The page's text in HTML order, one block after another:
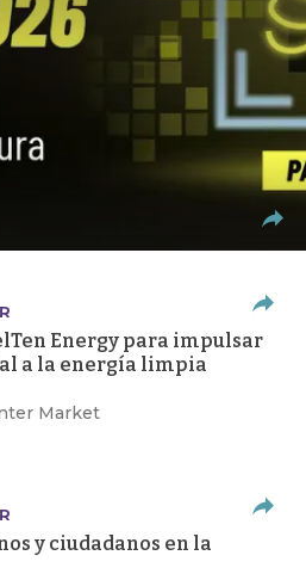
Energy para impulsar
a la energía limpia
Market
y ciudadanos en la